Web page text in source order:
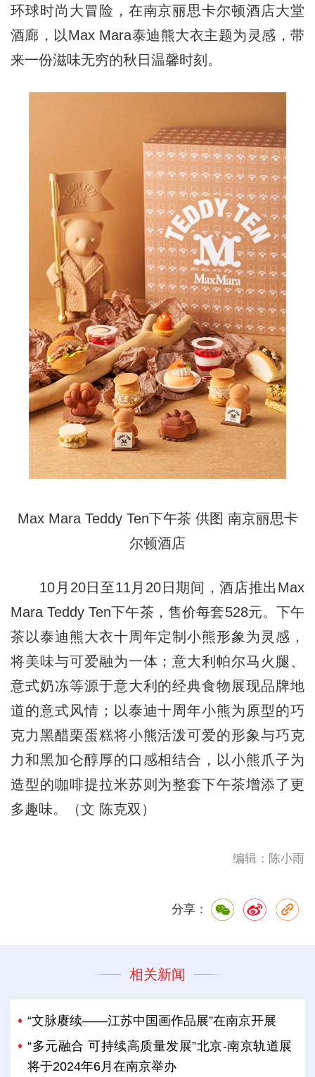
环球时尚大冒险，在南京丽思卡尔顿酒店大堂
酒廊，以Max Mara泰迪熊大衣主题为灵感，带
来一份滋味无穷的秋日温馨时刻。
Max Mara Teddy Ten下午茶供图 南京丽思卡
尔顿酒店
10月20日至11月20日期间，酒店推出Max
Mara Teddy Ten下午茶，售价每套528元。下午
茶以泰迪熊大衣十周年定制小熊形象为灵感，
将美味与可爱融为一体；意大利帕尔马火腿、
意式奶冻等源于意大利的经典食物展现品牌地
道的意式风情；以泰迪十周年小熊为原型的巧
克力黑醋栗蛋糕将小熊活泼可爱的形象与巧克
力和黑加仑醇厚的口感相结合，以小熊爪子为
造型的咖啡提拉米苏则为整套下午茶增添了更
多趣味。（文 陈克双）
编辑：陈小雨
分享：
相关新闻
“文脉赓续——江苏中国画作品展”在南京开展
“多元融合 可持续高质量发展”北京-南京轨道展
将于2024年6月在南京举办